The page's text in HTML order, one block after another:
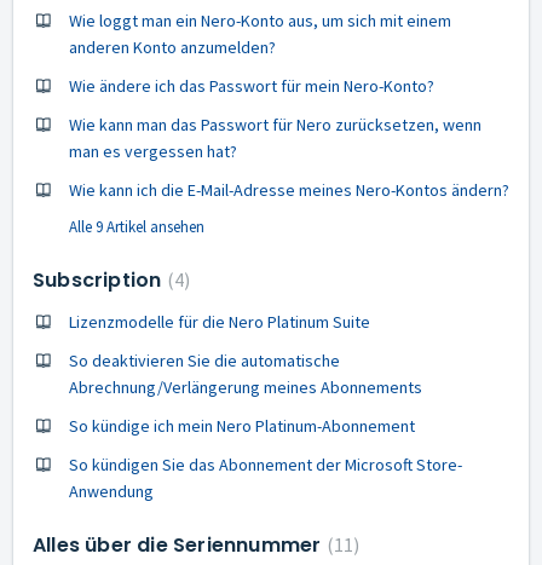
Wie loggt man ein Nero-Konto aus, um sich mit einem
anderen Konto anzumelden?
Wie ändere ich das Passwort für mein Nero-Konto?
Wie kann man das Passwort für Nero zurücksetzen, wenn
man es vergessen hat?
Wie kann ich die E-Mail-Adresse meines Nero-Kontos ändern?
Alle 9 Artikel ansehen
Subscription 4
Lizenzmodelle für die Nero Platinum Suite
So deaktivieren Sie die automatische
Abrechnung/Verlängerung meines Abonnements
So kündige ich mein Nero Platinum-Abonnement
So kündigen Sie das Abonnement der Microsoft Store-
Anwendung
Alles über die Seriennummer 11